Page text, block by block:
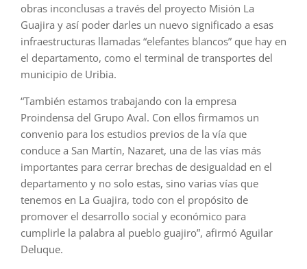
obras inconclusas a través del proyecto Misión La
Guajira y así poder darles un nuevo significado a esas
infraestructuras llamadas “elefantes blancos” que hay en
el departamento, como el terminal de transportes del
municipio de Uribia.
“También estamos trabajando con la empresa
Proindensa del Grupo Aval. Con ellos firmamos un
convenio para los estudios previos de la vía que
conduce a San Martín, Nazaret, una de las vías más
importantes para cerrar brechas de desigualdad en el
departamento y no solo estas, sino varias vías que
tenemos en La Guajira, todo con el propósito de
promover el desarrollo social y económico para
cumplirle la palabra al pueblo guajiro”, afirmó Aguilar
Deluque.